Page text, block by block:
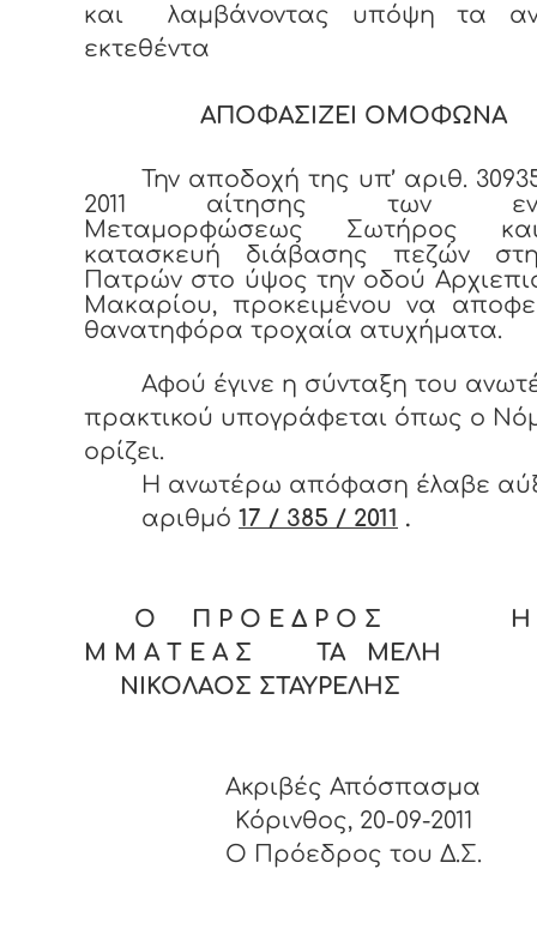
και λαμβάνοντας υπόψη τα
εκτεθέντα
ΑΠΟΦΑΣΙΖΕΙ ΟΜΟΦΩΝΑ
Την αποδοχή της υπ’ αριθ.
2011 αίτησης των
Μεταμορφώσεως Σωτήρος
κατασκευή διάβασης πεζών
Πατρών στο ύψος την οδού
Μακαρίου, προκειμένου να
θανατηφόρα τροχαία ατυχήματα.
Αφού έγινε η σύνταξη του
πρακτικού υπογράφεται όπως ο
ορίζει.
Η ανωτέρω απόφαση έλαβε
αριθμό 17 / 385 / 2011 .
Ο Π Ρ Ο Ε Δ Ρ Ο Σ Η Γ
Μ Μ Α Τ Ε Α Σ ΤΑ ΜΕΛΗ
ΝΙΚΟΛΑΟΣ ΣΤΑΥΡΕΛΗΣ
Ακριβές Απόσπασμα
Κόρινθος, 20-09-2011
O Πρόεδρος του Δ.Σ.